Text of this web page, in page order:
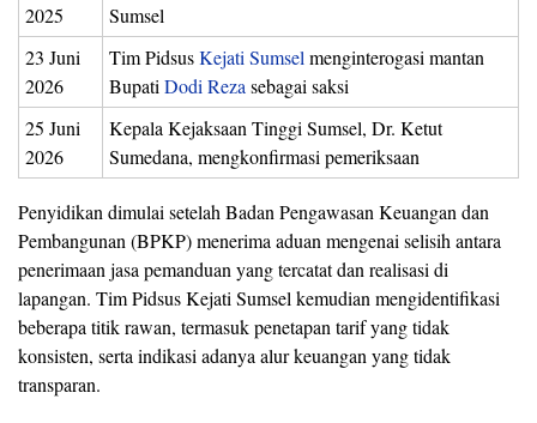
2025
Sumsel
23 Juni
2026
Tim PidsusKejati Sumsel menginterogasi mantan
Bupati Dodi Reza sebagai saksi
25 Juni
2026
Kepala Kejaksaan Tinggi Sumsel, Dr. Ketut
Sumedana, mengkonfirmasi pemeriksaan
Penyidikan dimulai setelah Badan Pengawasan Keuangan dan
Pembangunan (BPKP) menerima aduan mengenai selisih antara
penerimaan jasa pemanduan yang tercatat dan realisasi di
lapangan. Tim Pidsus Kejati Sumsel kemudian mengidentifikasi
beberapa titik rawan, termasuk penetapan tarif yang tidak
konsisten, serta indikasi adanya alur keuangan yang tidak
transparan.